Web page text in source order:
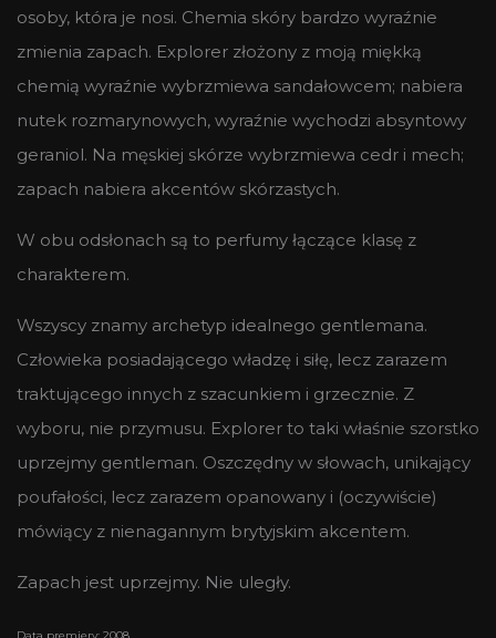
osoby, która je nosi. Chemia skóry bardzo wyraźnie
zmienia zapach. Explorer złożony z moją miękką
chemią wyraźnie wybrzmiewa sandałowcem; nabiera
nutek rozmarynowych, wyraźnie wychodzi absyntowy
geraniol. Na męskiej skórze wybrzmiewa cedr i mech;
zapach nabiera akcentów skórzastych.
W obu odsłonach są to perfumy łączące klasę z
charakterem.
Wszyscy znamy archetyp idealnego gentlemana.
Człowieka posiadającego władzę i siłę, lecz zarazem
traktującego innych z szacunkiem i grzecznie. Z
wyboru, nie przymusu. Explorer to taki właśnie szorstko
uprzejmy gentleman. Oszczędny w słowach, unikający
poufałości, lecz zarazem opanowany i (oczywiście)
mówiący z nienagannym brytyjskim akcentem.
Zapach jest uprzejmy. Nie uległy.